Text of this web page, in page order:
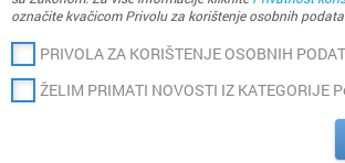
označite kvačicom Privolu za korištenje osobnih
PRIVOLA ZA KORIŠTENJE OSOBNIH
ŽELIM PRIMATI NOVOSTI IZ KATEGORIJE